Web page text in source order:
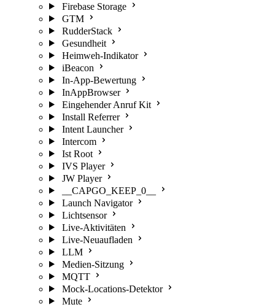
Firebase Storage
GTM
RudderStack
Gesundheit
Heimweh-Indikator
iBeacon
In-App-Bewertung
InAppBrowser
Eingehender Anruf Kit
Install Referrer
Intent Launcher
Intercom
Ist Root
IVS Player
JW Player
__CAPGO_KEEP_0__
Launch Navigator
Lichtsensor
Live-Aktivitäten
Live-Neuaufladen
LLM
Medien-Sitzung
MQTT
Mock-Locations-Detektor
Mute